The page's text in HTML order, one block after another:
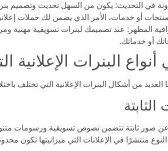
في التحديث: يكون من السهل تحديث وتصميم
أو خدمات، الأمر الذي يضمن لك حملات
المظهر: عند تصميمك لبنرات تسويقية مهنية
أو خدماتك.
البنرات الإعلانية
العديد من أشكال البنرات الإعلانية التي تختلف
الثابتة
صور ثابتة تتضمن نصوص تسويقية ورسومات
منتشرًا في الإعلانات التي ميزانيتها تكون